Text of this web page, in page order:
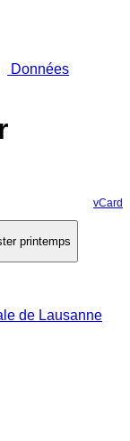
Données
vCard
printemps